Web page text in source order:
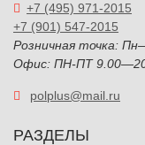
+7 (495) 971-2015
+7 (901) 547-2015
Розничная точка:
Офис: ПН-ПТ
polplus@mail.ru
РАЗДЕЛЫ